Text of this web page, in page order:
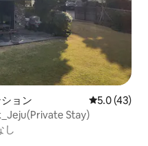
ョン レビュー43
5.0 (43)
Stay)
し